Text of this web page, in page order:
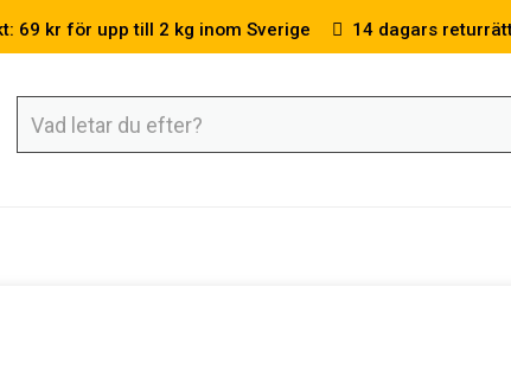
69 kr för upp till 2 kg inom Sverige 14 dagars